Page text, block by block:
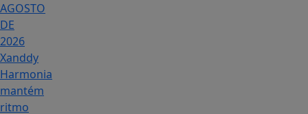
AGOSTO
DE
2026
Xanddy
Harmonia
mantém
ritmo